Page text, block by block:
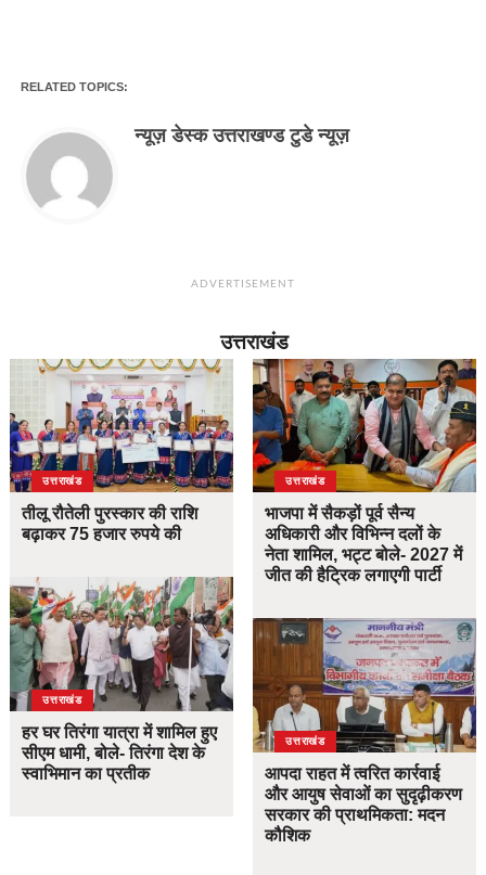
RELATED TOPICS:
न्यूज़ डेस्क उत्तराखण्ड टुडे न्यूज़
ADVERTISEMENT
उत्तराखंड
उत्तराखंड
तीलू रौतेली पुरस्कार की राशि
बढ़ाकर 75 हजार रुपये की
उत्तराखंड
हर घर तिरंगा यात्रा में शामिल हुए
सीएम धामी, बोले- तिरंगा देश के
स्वाभिमान का प्रतीक
उत्तराखंड
भाजपा में सैकड़ों पूर्व सैन्य
अधिकारी और विभिन्न दलों के
नेता शामिल, भट्ट बोले- 2027 में
जीत की हैट्रिक लगाएगी पार्टी
उत्तराखंड
आपदा राहत में त्वरित कार्रवाई
और आयुष सेवाओं का सुदृढ़ीकरण
सरकार की प्राथमिकता: मदन
कौशिक